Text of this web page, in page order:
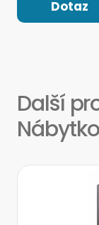
Dotaz
Další